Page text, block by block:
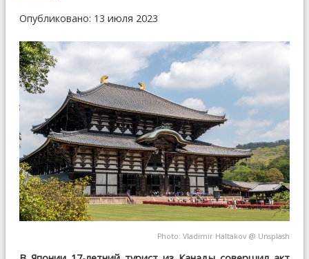
Опубликовано: 13 июля 2023
Photo: Vladimir Haltakov @ Unsplash